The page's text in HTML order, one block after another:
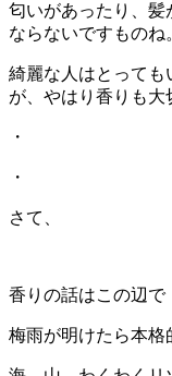
匂いがあったり、髪
ならないですものね
綺麗な人はとっても
が、やはり香りも大
・
・
さて、
香りの話はこの辺で
梅雨が明けたら本格